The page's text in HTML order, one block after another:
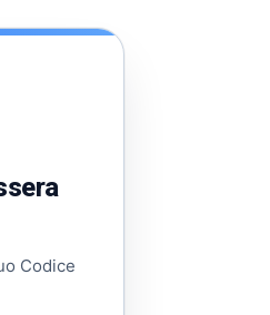
Codice